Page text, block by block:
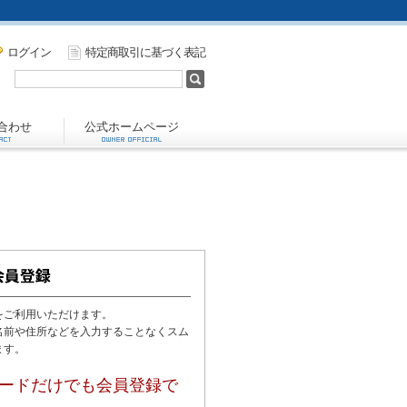
ログイン 特定商取引に基づく表記
わせ 公式ホームページ
利用いただけます。
や住所などを入力することなくスム
。
ドだけでも会員登録で